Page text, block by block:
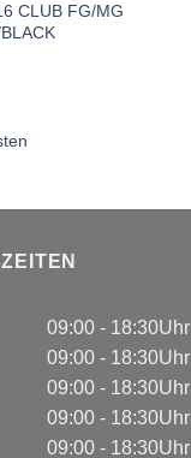
CLUB FG/MG
09:00 - 18:30Uhr
09:00 - 18:30Uhr
09:00 - 18:30Uhr
09:00 - 18:30Uhr
09:00 - 18:30Uhr